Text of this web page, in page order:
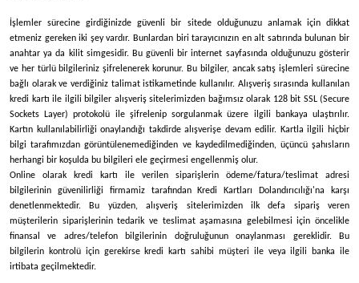
İşlemler sürecine girdiğinizde güvenli bir sitede olduğunuzu anlamak için dikkat
etmeniz gereken iki şey vardır. Bunlardan biri tarayıcınızın en alt satırında bulunan bir
anahtar ya da kilit simgesidir. Bu güvenli bir internet sayfasında olduğunuzu gösterir
ve her türlü bilgileriniz şifrelenerek korunur. Bu bilgiler, ancak satış işlemleri sürecine
bağlı olarak ve verdiğiniz talimat istikametinde kullanılır. Alışveriş sırasında kullanılan
kredi kartı ile ilgili bilgiler alışveriş sitelerimizden bağımsız olarak 128 bit SSL (Secure
Sockets Layer) protokolü ile şifrelenip sorgulanmak üzere ilgili bankaya ulaştırılır.
Kartın kullanılabilirliği onaylandığı takdirde alışverişe devam edilir. Kartla ilgili hiçbir
bilgi tarafımızdan görüntülenemediğinden ve kaydedilmediğinden, üçüncü şahısların
herhangi bir koşulda bu bilgileri ele geçirmesi engellenmiş olur.
Online olarak kredi kartı ile verilen siparişlerin ödeme/fatura/teslimat adresi
bilgilerinin güvenilirliği firmamiz tarafından Kredi Kartları Dolandırıcılığı'na karşı
denetlenmektedir. Bu yüzden, alışveriş sitelerimizden ilk defa sipariş veren
müşterilerin siparişlerinin tedarik ve teslimat aşamasına gelebilmesi için öncelikle
finansal ve adres/telefon bilgilerinin doğruluğunun onaylanması gereklidir. Bu
bilgilerin kontrolü için gerekirse kredi kartı sahibi müşteri ile veya ilgili banka ile
irtibata geçilmektedir.